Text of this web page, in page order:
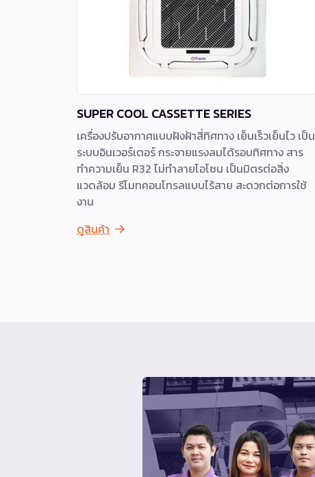
SUPER COOL CASSETTE SERIES
เครื่องปรับอากาศแบบฝังฝ้าสี่ทิศทาง เย็นเร็วเย็นไว เป็น
ระบบอินเวอร์เตอร์ กระจายแรงลมได้รอบทิศทาง สาร
ทำความเย็น R32 ไม่ทำลายโอโซน เป็นมิตรต่อสิ่ง
แวดล้อม รีโมทคอนโทรลแบบไร้สาย สะดวกต่อการใช้
งาน
ดูสินค้า